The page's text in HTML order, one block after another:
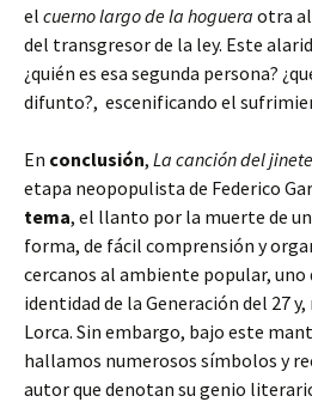
el cuerno largo de la hoguera otra
del transgresor de la ley. Este
¿quién es esa segunda persona?
difunto?, escenificando el
En conclusión, La canción del jinete
etapa neopopulista de Federico
tema, el llanto por la muerte de
forma, de fácil comprensión y
cercanos al ambiente popular, uno
identidad de la Generación del 27
Lorca. Sin embargo, bajo este
hallamos numerosos símbolos y
autor que denotan su genio